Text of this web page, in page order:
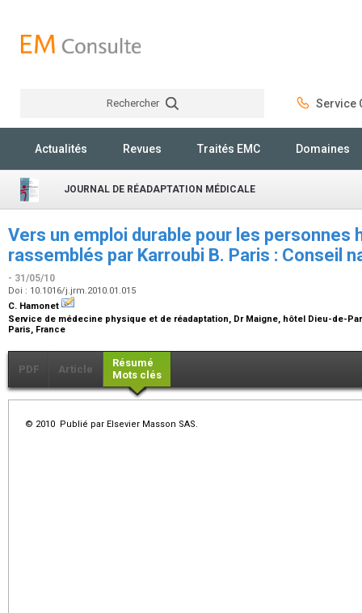
Rechercher Service
Actualités Revues Traités EMC Domaines
JOURNAL DE RÉADAPTATION MÉDICALE
Vers un emploi durable pour les personnes
rassemblés par Karroubi B. Paris : Conseil
- 31/05/10
Doi : 10.1016/j.jrm.2010.01.015
C. Hamonet
Service de médecine physique et de réadaptation, Dr Maigne, hôtel Dieu-de-
Paris, France
PDF Article
Résumé
Mots clés
© 2010 Publié par Elsevier Masson SAS.